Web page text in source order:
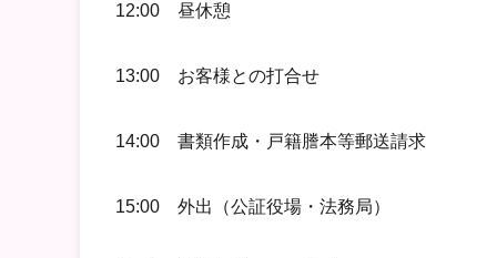
12:00 昼休憩
13:00 お客様との打合せ
14:00 書類作成・戸籍謄本等郵送請求
15:00 外出（公証役場・法務局）